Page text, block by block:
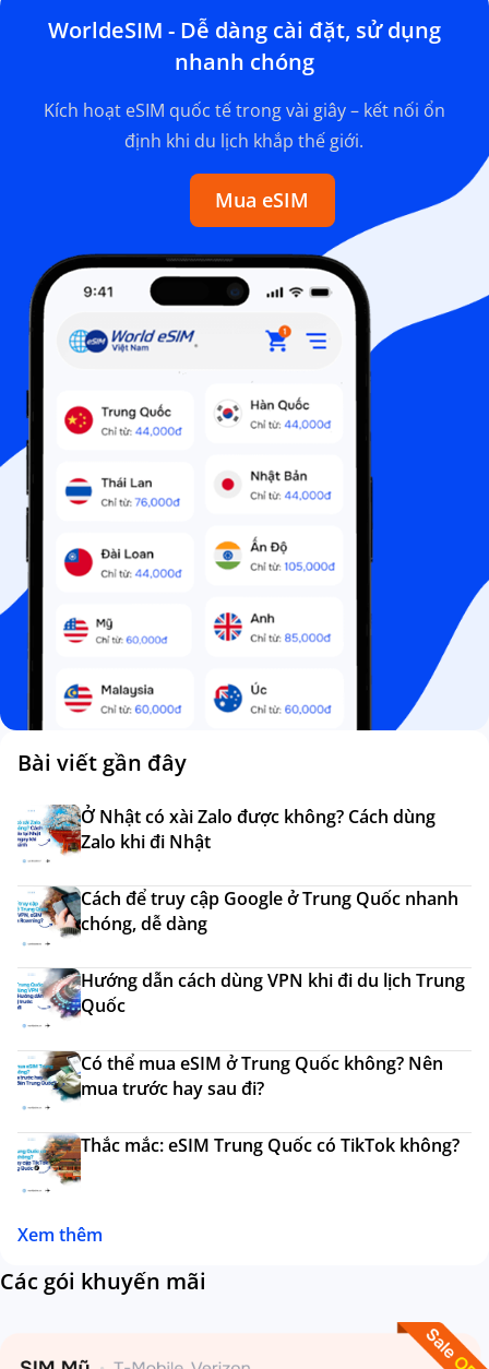
WorldeSIM - Dễ dàng cài đặt, sử dụng
nhanh chóng
Kích hoạt eSIM quốc tế trong vài giây – kết nối ổn
định khi du lịch khắp thế giới.
Mua eSIM
Bài viết gần đây
Ở Nhật có xài Zalo được không? Cách dùng
Zalo khi đi Nhật
Cách để truy cập Google ở Trung Quốc nhanh
chóng, dễ dàng
Hướng dẫn cách dùng VPN khi đi du lịch Trung
Quốc
Có thể mua eSIM ở Trung Quốc không? Nên
mua trước hay sau đi?
Thắc mắc: eSIM Trung Quốc có TikTok không?
Xem thêm
Các gói khuyến mãi